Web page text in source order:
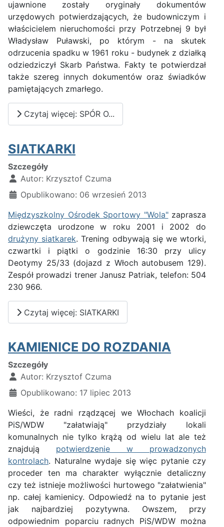
ujawnione zostały oryginały dokumentów
urzędowych potwierdzających, że budowniczym i
właścicielem nieruchomości przy Potrzebnej 9 był
Władysław Puławski, po którym - na skutek
odrzucenia spadku w 1961 roku - budynek z działką
odziedziczył Skarb Państwa. Fakty te potwierdzał
także szereg innych dokumentów oraz świadków
pamiętających zmarłego.
Czytaj więcej: SPÓR O...
SIATKARKI
Szczegóły
Autor: Krzysztof Czuma
Opublikowano: 06 wrzesień 2013
Międzyszkolny Ośrodek Sportowy "Wola"zaprasza
dziewczęta urodzone w roku 2001 i 2002 do
drużyny siatkarek. Trening odbywają się we wtorki,
czwartki i piątki o godzinie 16:30 przy ulicy
Deotymy 25/33 (dojazd z Włoch autobusem 129).
Zespół prowadzi trener Janusz Patriak, telefon: 504
230 966.
Czytaj więcej: SIATKARKI
KAMIENICE DO ROZDANIA
Szczegóły
Autor: Krzysztof Czuma
Opublikowano: 17 lipiec 2013
Wieści, że radni rządzącej we Włochach koalicji
PiS/WDW "załatwiają" przydziały lokali
komunalnych nie tylko krążą od wielu lat ale też
znajdują potwierdzenie w prowadzonych
kontrolach. Naturalne wydaje się więc pytanie czy
proceder ten ma charakter wyłącznie detaliczny
czy też istnieje możliwości hurtowego "załatwienia"
np. całej kamienicy. Odpowiedź na to pytanie jest
jak najbardziej pozytywna. Owszem, przy
odpowiednim poparciu radnych PiS/WDW można